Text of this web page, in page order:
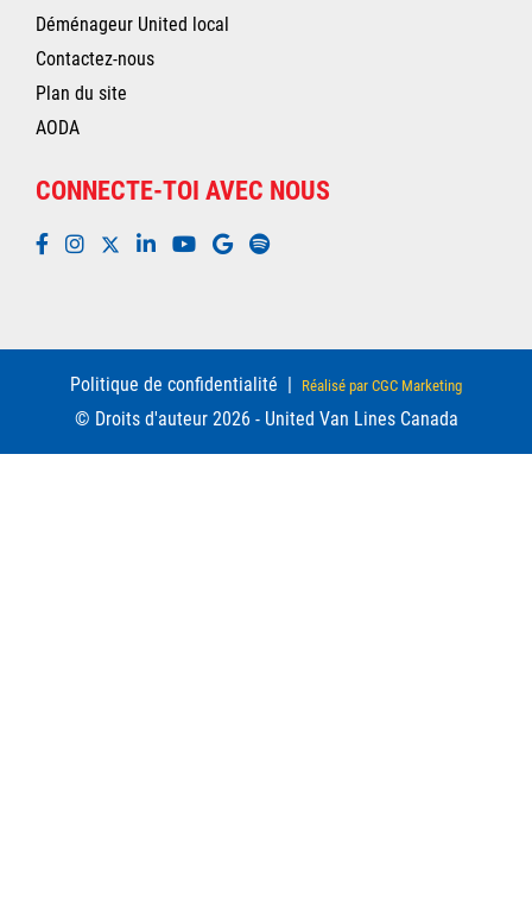
Déménageur United local
Contactez-nous
Plan du site
AODA
CONNECTE-TOI AVEC NOUS
Politique de confidentialité Réalisé par CGC Marketing
© Droits d'auteur 2026 - United Van Lines Canada